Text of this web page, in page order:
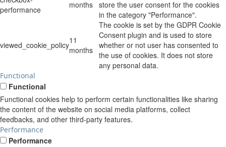
performance
months store the user consent for the cookies
in the category "Performance".
viewed_cookie_policy11
months
The cookie is set by the GDPR Cookie
Consent plugin and is used to store
whether or not user has consented to
the use of cookies. It does not store
any personal data.
Functional
Functional
Functional cookies help to perform certain functionalities like sharing
the content of the website on social media platforms, collect
feedbacks, and other third-party features.
Performance
Performance